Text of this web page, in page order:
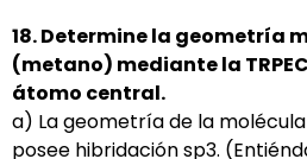
18. Determine la geometría
(metano) mediante la
átomo central.
a) La geometría de la
posee hibridación sp3.